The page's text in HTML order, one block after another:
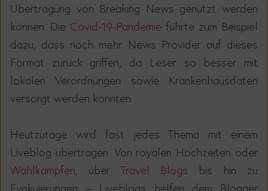
Übertragung von Breaking News genutzt werden
können. Die Covid-19-Pandemie führte zum Beispiel
dazu, dass noch mehr News Provider auf dieses
Format zurück griffen, da Leser so besser mit
lokalen Verordnungen sowie Krankenhausdaten
versorgt werden konnten.
Heutzutage wird fast jedes Thema mit einem
Liveblog übertragen. Von royalen Hochzeiten oder
Wahlkämpfen, über Travel Blogs bis hin zu
Evakuierungen – Liveblogs helfen dem Blogger